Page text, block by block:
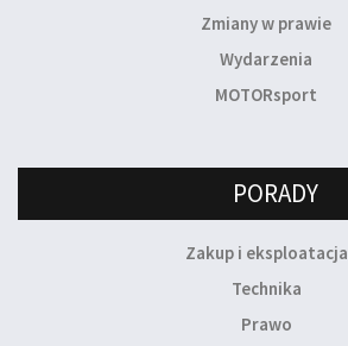
Zmiany w prawie
Wydarzenia
MOTORsport
PORADY
Zakup i eksploatacja
Technika
Prawo